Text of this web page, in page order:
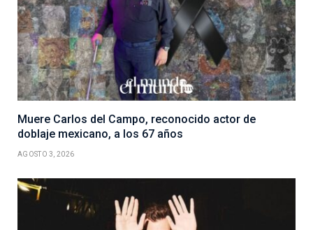
Muere Carlos del Campo, reconocido actor de
doblaje mexicano, a los 67 años
AGOSTO 3, 2026